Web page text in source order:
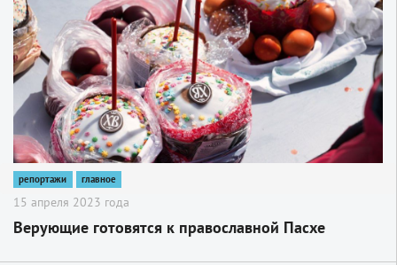
репортажи главное
15 апреля 2023 года
Верующие готовятся к православной Пасхе